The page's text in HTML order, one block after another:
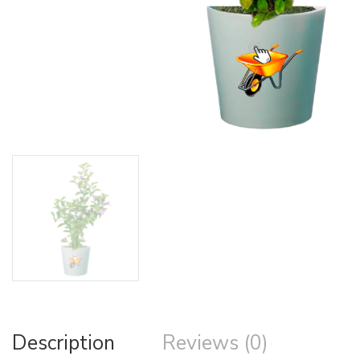
Description Reviews (0)